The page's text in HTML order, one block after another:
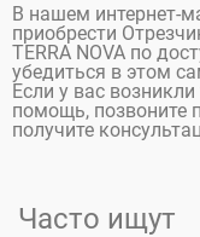
В нашем интернет-
приобрести
TERRA NOVA по
убедиться в этом
Если у вас
помощь, позвоните
получите
Часто ищут